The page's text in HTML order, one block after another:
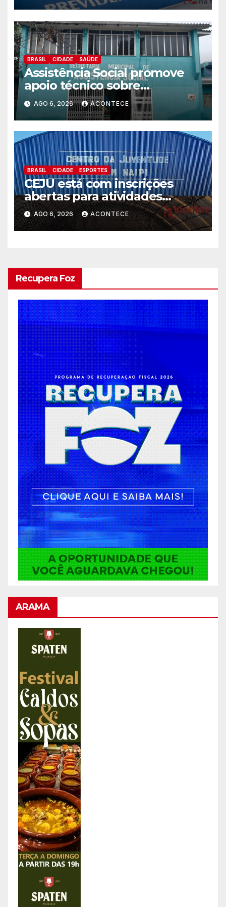
BRASIL CIDADE SAÚDE
Assistência Social promove
apoio técnico sobre
preparação e resposta a
situações de emergência e
calamidade pública
AGO 6, 2026 ACONTECE
BRASIL CIDADE ESPORTES
CEJU está com inscrições
abertas para atividades
gratuitas
AGO 6, 2026 ACONTECE
Recupera Foz
ARAMA